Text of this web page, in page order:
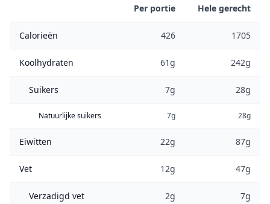
Per portie Hele gerecht
Calorieën 426 1705
Koolhydraten 61g 242g
Suikers 7g 28g
Natuurlijke suikers 7g 28g
Eiwitten 22g 87g
Vet 12g 47g
Verzadigd vet 2g 7g